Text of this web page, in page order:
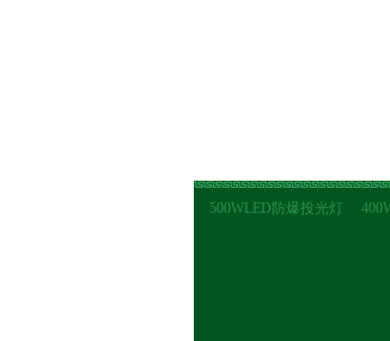
500WLED防爆投光灯